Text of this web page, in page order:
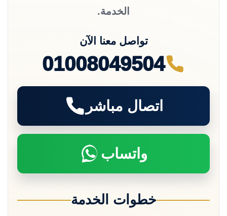
الخدمة.
تواصل معنا الآن
01008049504
اتصال مباشر
واتساب
خطوات الخدمة